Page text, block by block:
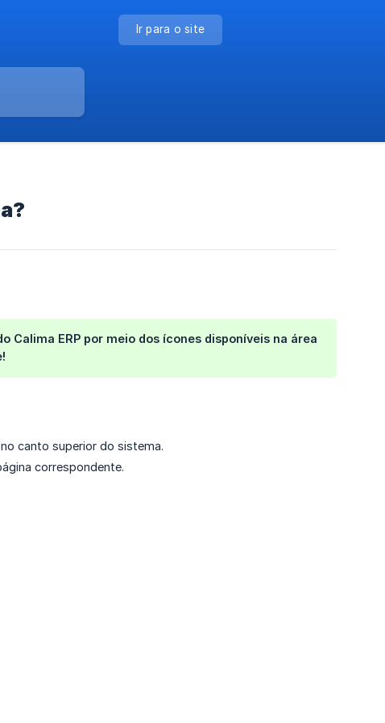
Ir para o site
Calima ERP por meio dos ícones disponíveis na área
canto superior do sistema.
correspondente.